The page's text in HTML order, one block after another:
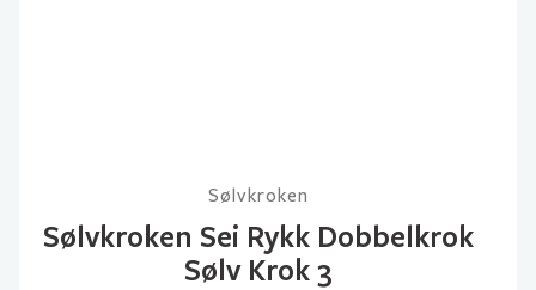
Sølvkroken
Sølvkroken Sei Rykk Dobbelkrok
Sølv Krok 3